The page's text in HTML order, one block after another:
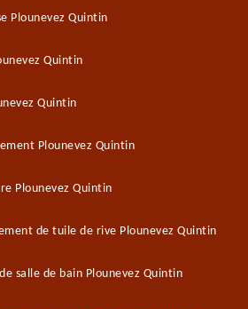
Plounevez Quintin
Quintin
Quintin
Plounevez Quintin
Plounevez Quintin
de tuile de rive Plounevez Quintin
salle de bain Plounevez Quintin